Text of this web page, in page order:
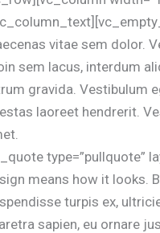
vitae sem dolor.
sem lacus, interdum
gravida. Vestibulum
laoreet hendrerit.
type=”pullquote”
means how it looks.
turpis ex,
sapien, eu ornare